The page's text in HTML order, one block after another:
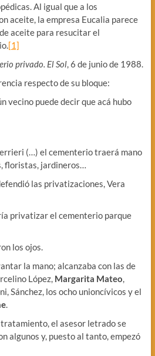
Al igual que a los
aceite, la empresa Eucalia parece
aceite para resucitar el
[1]
privado. El Sol, 6 de junio de 1988.
respecto de su bloque:
vecino puede decir que acá hubo
(…) el cementerio traerá mano
floristas, jardineros…
las privatizaciones, Vera
privatizar el cementerio parque
los ojos.
la mano; alcanzaba con las de
López, Margarita Mateo,
Sánchez, los ocho unioncívicos y el
.
el asesor letrado se
algunos y, puesto al tanto, empezó